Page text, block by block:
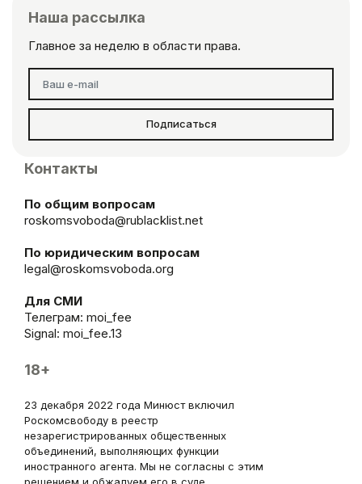
Наша рассылка
Главное за неделю в области права.
Подписаться
Контакты
По общим вопросам
roskomsvoboda@rublacklist.net
По юридическим вопросам
legal@roskomsvoboda.org
Для СМИ
Телеграм: moi_fee
Signal: moi_fee.13
18+
23 декабря 2022 года Минюст включил
Роскомсвободу в реестр
незарегистрированных общественных
объединений, выполняющих функции
иностранного агента. Мы не согласны с этим
решением и обжалуем его в суде.